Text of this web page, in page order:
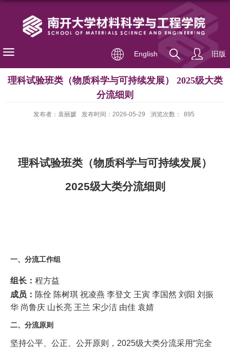
English 旧版
理科试验班类（物质科学与可持续发展） 2025级大类
分流细则
发布者：袁丽媛 发布时间：2026-05-29 浏览次数： 895
理科试验班类（物质科学与可持续发展）
2025级大类分流细则
一、分流工作组
组长： 程方益
成员： 陈佺 陈树琪 祝凌燕 李登文 王寅 李国然 刘阳 刘振
华 尚鲁庆 山长亮 王兰 宋少洁 由佳 袁婧
二、分流原则
坚持公平、公正、公开原则， 2025级大类分流采用“完全